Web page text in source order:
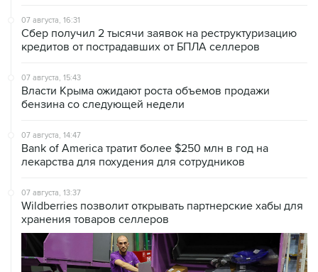
07 августа, 16:31
Сбер получил 2 тысячи заявок на реструктуризацию
кредитов от пострадавших от БПЛА селлеров
07 августа, 15:43
Власти Крыма ожидают роста объемов продажи
бензина со следующей недели
07 августа, 14:47
Bank of America тратит более $250 млн в год на
лекарства для похудения для сотрудников
07 августа, 13:37
Wildberries позволит открывать партнерские хабы для
хранения товаров селлеров